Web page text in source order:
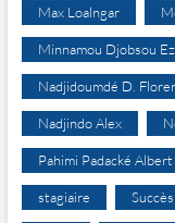
Max Loalngar
Minnamou Djobsou
Nadjidoumdé D.
Nadjindo Alex
Pahimi Padacké Albert
stagiaire